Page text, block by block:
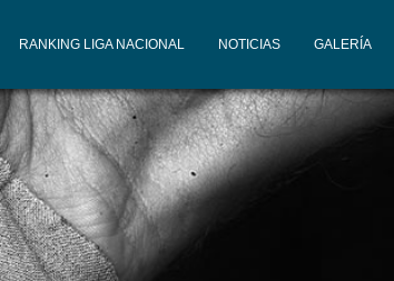
RANKING LIGA NACIONAL NOTICIAS
GALERÍA